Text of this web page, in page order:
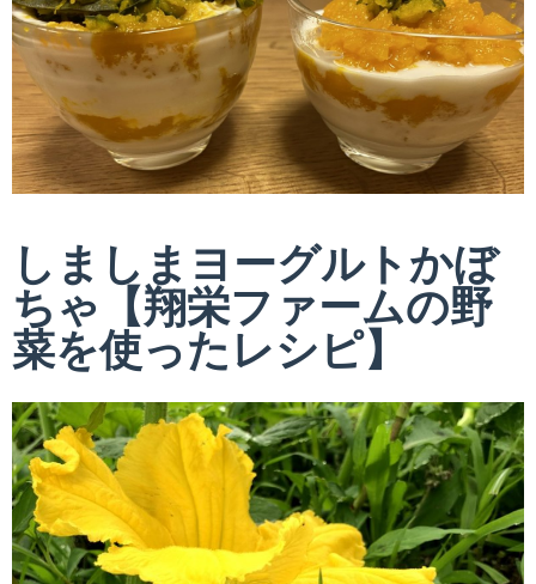
しましまヨーグルトかぼ
ちゃ【翔栄ファームの野
菜を使ったレシピ】